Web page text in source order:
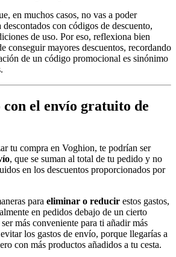
en muchos casos, no vas a poder
con códigos de descuento,
de uso. Por eso, reflexiona bien
conseguir mayores descuentos, recordando
de un código promocional es sinónimo
el envío gratuito de
tu compra en Voghion, te podrían ser
, que se suman al total de tu pedido y no
en los descuentos proporcionados por
para eliminar o reducir estos gastos,
en pedidos debajo de un cierto
más conveniente para ti añadir más
los gastos de envío, porque llegarías a
con más productos añadidos a tu cesta.